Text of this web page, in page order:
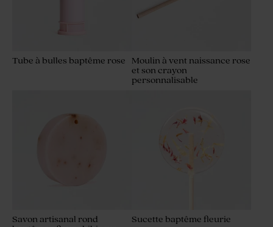
Contenant dragées baptême
Tube à bulles baptême rose
Moulin à vent naissance rose
et son crayon
personnalisable
Savon artisanal rond
Sucette baptême fleurie